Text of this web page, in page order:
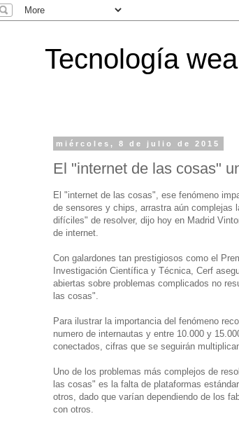
Tecnología
miércoles, 8 de julio de 2015
El "internet de las cosas"
El "internet de las cosas", ese fenómeno
de sensores y chips, arrastra aún complejas
difíciles" de resolver, dijo hoy en Madrid
de internet.
Con galardones tan prestigiosos como el
Investigación Científica y Técnica, Cerf
abiertas sobre problemas complicados no
las cosas".
Para ilustrar la importancia del fenómeno
numero de internautas y entre 10.000 y
conectados, cifras que se seguirán
Uno de los problemas más complejos de
las cosas" es la falta de plataformas
otros, dado que varían dependiendo de los
con otros.